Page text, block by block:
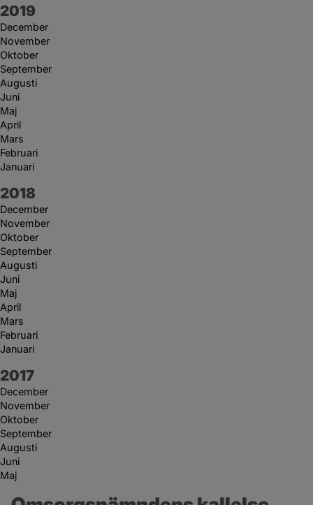
År:
2019
December
November
Oktober
September
Augusti
Juni
Maj
April
Mars
Februari
Januari
År:
2018
December
November
Oktober
September
Augusti
Juni
Maj
April
Mars
Februari
Januari
År:
2017
December
November
Oktober
September
Augusti
Juni
Maj